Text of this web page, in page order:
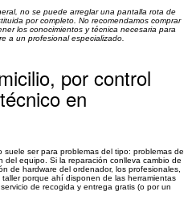
no se puede arreglar una pantalla rota de
por completo. No recomendamos comprar
los conocimientos y técnica necesaria para
a un profesional especializado.
por control
en
ser para problemas del tipo: problemas de
del equipo. Si la reparación conlleva cambio de
de hardware del ordenador, los profesionales,
porque ahí disponen de las herramientas
de recogida y entrega gratis (o por un